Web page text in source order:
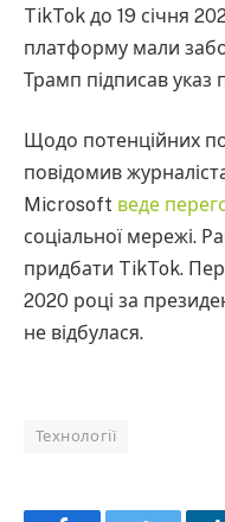
TikTok до 19 січня
платформу мали
Трамп підписав указ
Щодо потенційних
повідомив
Microsoft веде
соціальної мережі.
придбати TikTok.
2020 році за
не відбулася.
Технології